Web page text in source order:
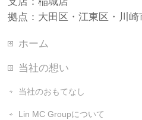
拠点：大田区・江東区・川崎
ホーム
当社の想い
当社のおもてなし
Lin MC Groupについて